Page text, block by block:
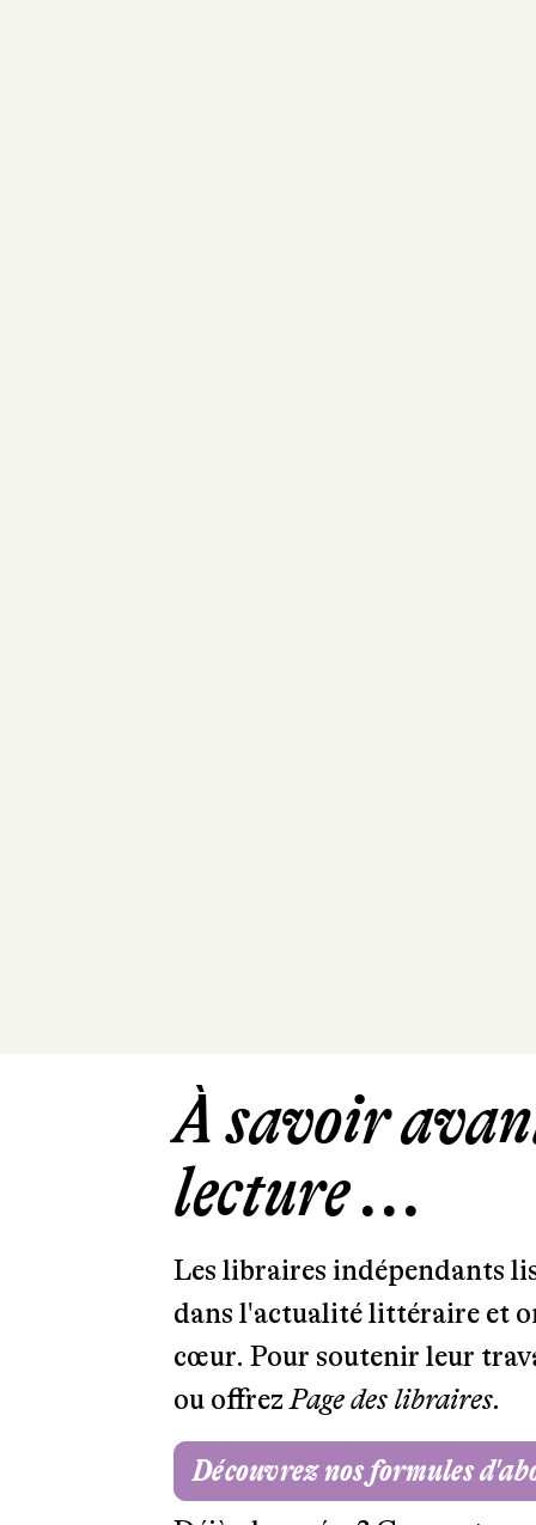
À savoir
lecture ...
Les libraires indépendants
dans l'actualité littéraire et
cœur. Pour soutenir leur
ou offrezPage des libraires.
Découvrez nos formules